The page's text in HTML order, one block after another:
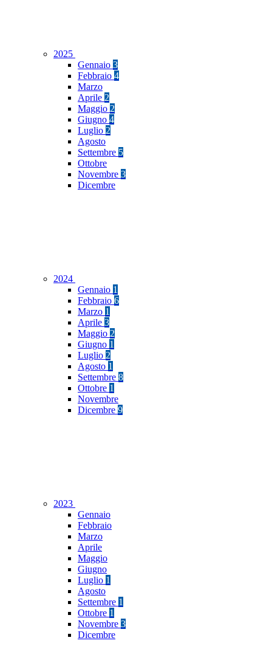
2025
Gennaio 3
Febbraio 4
Marzo
Aprile 2
Maggio 2
Giugno 4
Luglio 2
Agosto
Settembre 5
Ottobre
Novembre 3
Dicembre
2024
Gennaio 1
Febbraio 6
Marzo 1
Aprile 3
Maggio 2
Giugno 1
Luglio 2
Agosto 1
Settembre 8
Ottobre 1
Novembre
Dicembre 9
2023
Gennaio
Febbraio
Marzo
Aprile
Maggio
Giugno
Luglio 1
Agosto
Settembre 1
Ottobre 1
Novembre 3
Dicembre